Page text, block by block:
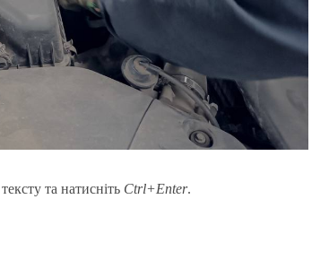
та натисніть Ctrl+Enter.